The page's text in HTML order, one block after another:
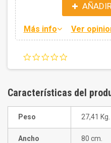
Más info Ver
Características del
Peso 27,41 Kg.
Ancho 80 cm.